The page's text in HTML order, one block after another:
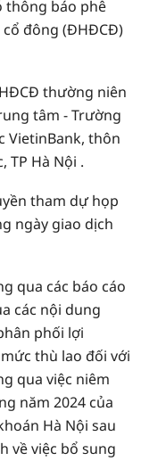
thông báo phê
đông (ĐHĐCĐ)
thường niên
tâm - Trường
VietinBank, thôn
TP Hà Nội .
tham dự họp
ngày giao dịch
qua các báo cáo
các nội dung
phối lợi
thù lao đối với
qua việc niêm
năm 2024 của
Hà Nội sau
về việc bổ sung